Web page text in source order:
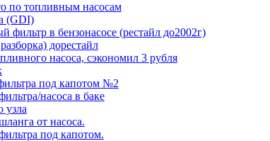
по топливным насосам
(GDI)
фильтр в бензонасосе (рестайл до2002г)
дорестайл
насоса, сэкономил 3 рубля
под капотом №2
насоса в баке
узла
от насоса.
под капотом.